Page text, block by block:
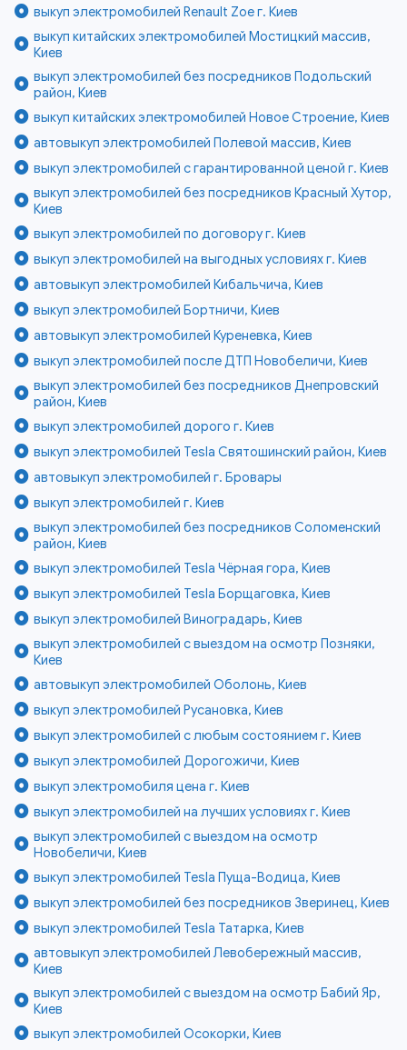
выкуп электромобилей Renault Zoe г. Киев
выкуп китайских электромобилей Мостицкий массив,
Киев
выкуп электромобилей без посредников Подольский
район, Киев
выкуп китайских электромобилей Новое Строение, Киев
автовыкуп электромобилей Полевой массив, Киев
выкуп электромобилей с гарантированной ценой г. Киев
выкуп электромобилей без посредников Красный Хутор,
Киев
выкуп электромобилей по договору г. Киев
выкуп электромобилей на выгодных условиях г. Киев
автовыкуп электромобилей Кибальчича, Киев
выкуп электромобилей Бортничи, Киев
автовыкуп электромобилей Куреневка, Киев
выкуп электромобилей после ДТП Новобеличи, Киев
выкуп электромобилей без посредников Днепровский
район, Киев
выкуп электромобилей дорого г. Киев
выкуп электромобилей Tesla Святошинский район, Киев
автовыкуп электромобилей г. Бровары
выкуп электромобилей г. Киев
выкуп электромобилей без посредников Соломенский
район, Киев
выкуп электромобилей Tesla Чёрная гора, Киев
выкуп электромобилей Tesla Борщаговка, Киев
выкуп электромобилей Виноградарь, Киев
выкуп электромобилей с выездом на осмотр Позняки,
Киев
автовыкуп электромобилей Оболонь, Киев
выкуп электромобилей Русановка, Киев
выкуп электромобилей с любым состоянием г. Киев
выкуп электромобилей Дорогожичи, Киев
выкуп электромобиля цена г. Киев
выкуп электромобилей на лучших условиях г. Киев
выкуп электромобилей с выездом на осмотр
Новобеличи, Киев
выкуп электромобилей Tesla Пуща-Водица, Киев
выкуп электромобилей без посредников Зверинец, Киев
выкуп электромобилей Tesla Татарка, Киев
автовыкуп электромобилей Левобережный массив,
Киев
выкуп электромобилей с выездом на осмотр Бабий Яр,
Киев
выкуп электромобилей Осокорки, Киев